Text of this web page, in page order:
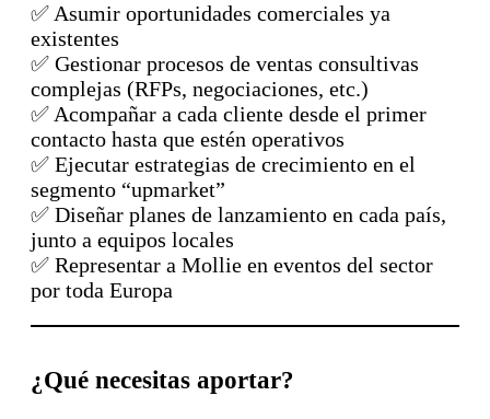
✅ Asumir oportunidades comerciales ya
existentes
✅ Gestionar procesos de ventas consultivas
complejas (RFPs, negociaciones, etc.)
✅ Acompañar a cada cliente desde el primer
contacto hasta que estén operativos
✅ Ejecutar estrategias de crecimiento en el
segmento “upmarket”
✅ Diseñar planes de lanzamiento en cada país,
junto a equipos locales
✅ Representar a Mollie en eventos del sector
por toda Europa
¿Qué necesitas aportar?